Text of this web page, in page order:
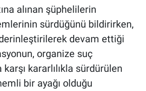
alınan şüphelilerin
sürdüğünü bildirirken,
devam ettiği
organize suç
karşı kararlılıkla sürdürülen
bir ayağı olduğu